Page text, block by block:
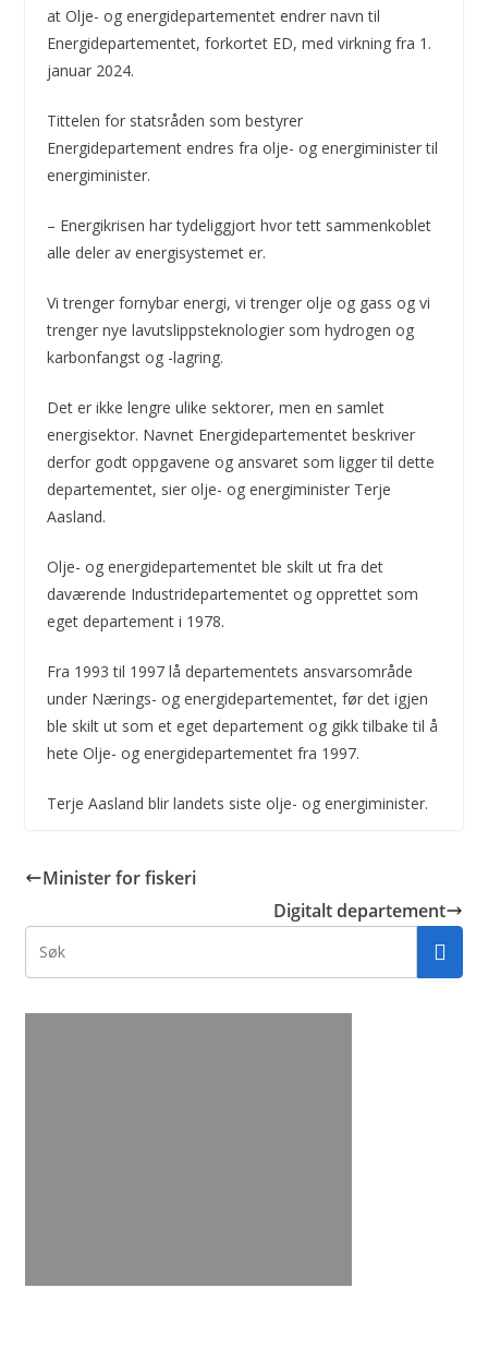
at Olje- og energidepartementet endrer navn til
Energidepartementet, forkortet ED, med virkning fra 1.
januar 2024.
Tittelen for statsråden som bestyrer
Energidepartement endres fra olje- og energiminister til
energiminister.
– Energikrisen har tydeliggjort hvor tett sammenkoblet
alle deler av energisystemet er.
Vi trenger fornybar energi, vi trenger olje og gass og vi
trenger nye lavutslippsteknologier som hydrogen og
karbonfangst og -lagring.
Det er ikke lengre ulike sektorer, men en samlet
energisektor. Navnet Energidepartementet beskriver
derfor godt oppgavene og ansvaret som ligger til dette
departementet, sier olje- og energiminister Terje
Aasland.
Olje- og energidepartementet ble skilt ut fra det
daværende Industridepartementet og opprettet som
eget departement i 1978.
Fra 1993 til 1997 lå departementets ansvarsområde
under Nærings- og energidepartementet, før det igjen
ble skilt ut som et eget departement og gikk tilbake til å
hete Olje- og energidepartementet fra 1997.
Terje Aasland blir landets siste olje- og energiminister.
Minister for fiskeri
Digitalt departement